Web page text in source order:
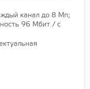
канал до 8 Мп;
96 Мбит / с